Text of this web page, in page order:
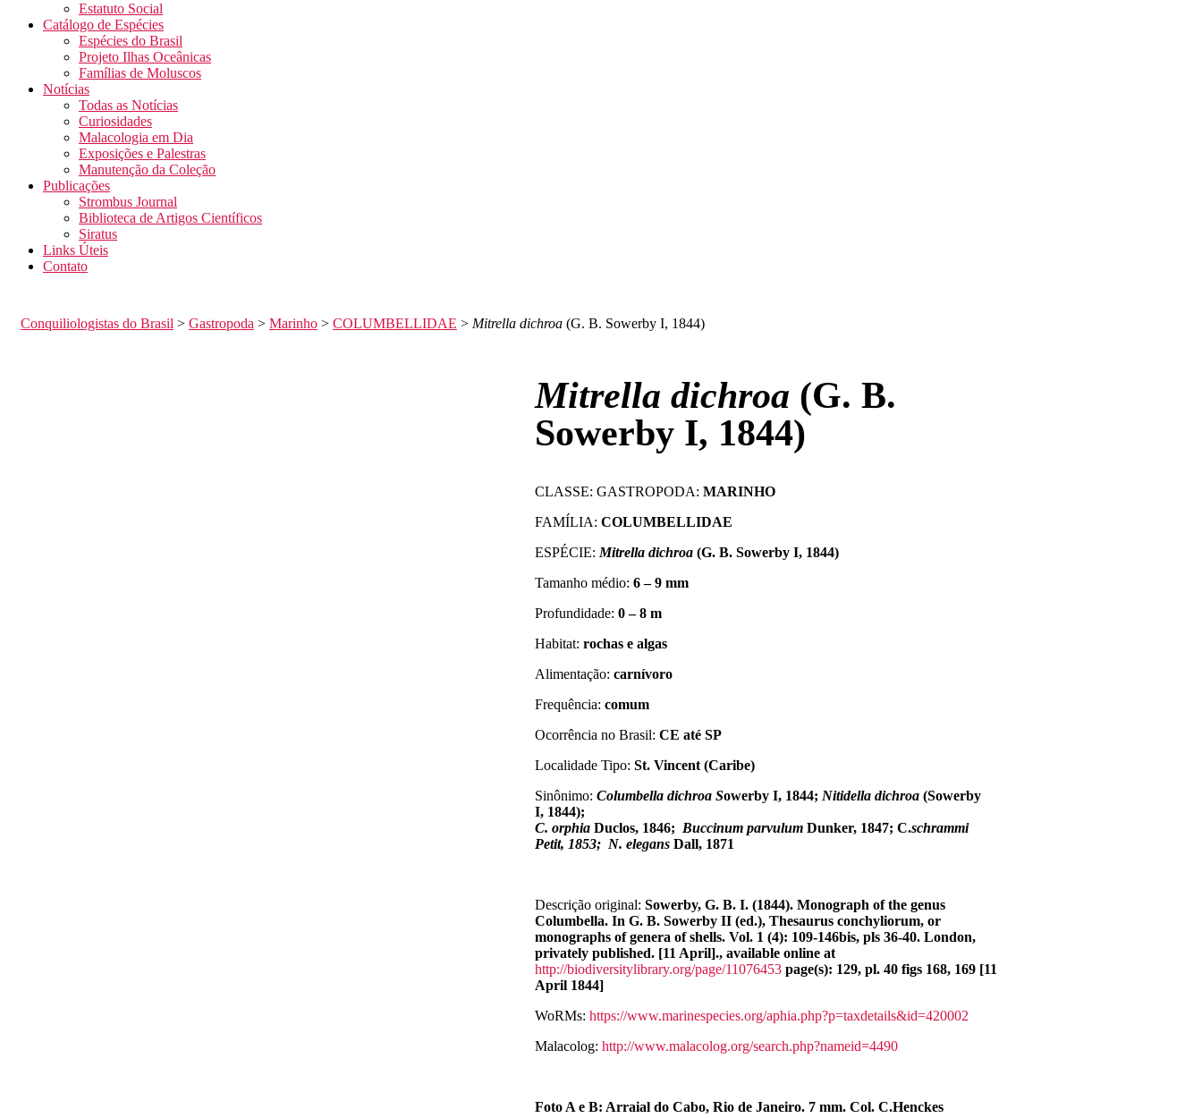
Estatuto Social
Catálogo de Espécies
Espécies do Brasil
Projeto Ilhas Oceânicas
Famílias de Moluscos
Notícias
Todas as Notícias
Curiosidades
Malacologia em Dia
Exposições e Palestras
Manutenção da Coleção
Publicações
Strombus Journal
Biblioteca de Artigos Científicos
Siratus
Links Úteis
Contato
Conquiliologistas do Brasil > Gastropoda > Marinho > COLUMBELLIDAE > Mitrella dichroa (G. B. Sowerby I, 1844)
Mitrella dichroa (G. B.
Sowerby I, 1844)
CLASSE: GASTROPODA: MARINHO
FAMÍLIA: COLUMBELLIDAE
ESPÉCIE: Mitrella dichroa (G. B. Sowerby I, 1844)
Tamanho médio: 6 – 9 mm
Profundidade: 0 – 8 m
Habitat: rochas e algas
Alimentação: carnívoro
Frequência: comum
Ocorrência no Brasil: CE até SP
Localidade Tipo: St. Vincent (Caribe)
Sinônimo: Columbella dichroa Sowerby I, 1844; Nitidella dichroa (Sowerby
I, 1844);
C. orphia Duclos, 1846; Buccinum parvulum Dunker, 1847; C.schrammi
Petit, 1853; N. elegans Dall, 1871
Descrição original: Sowerby, G. B. I. (1844). Monograph of the genus
Columbella. In G. B. Sowerby II (ed.), Thesaurus conchyliorum, or
monographs of genera of shells. Vol. 1 (4): 109-146bis, pls 36-40. London,
privately published. [11 April]., available online at
http://biodiversitylibrary.org/page/11076453 page(s): 129, pl. 40 figs 168, 169 [11
April 1844]
WoRMs: https://www.marinespecies.org/aphia.php?p=taxdetails&id=420002
Malacolog: http://www.malacolog.org/search.php?nameid=4490
Foto A e B: Arraial do Cabo, Rio de Janeiro. 7 mm. Col. C.Henckes